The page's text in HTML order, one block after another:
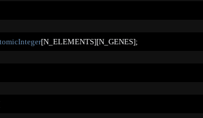
[N_ELEMENTS][N_GENES];